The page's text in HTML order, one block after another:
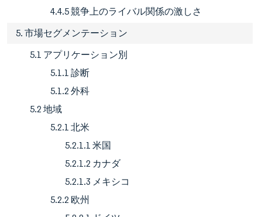
4.4.5 競争上のライバル関係の激しさ
5. 市場セグメンテーション
5.1 アプリケーション別
5.1.1 診断
5.1.2 外科
5.2 地域
5.2.1 北米
5.2.1.1 米国
5.2.1.2 カナダ
5.2.1.3 メキシコ
5.2.2 欧州